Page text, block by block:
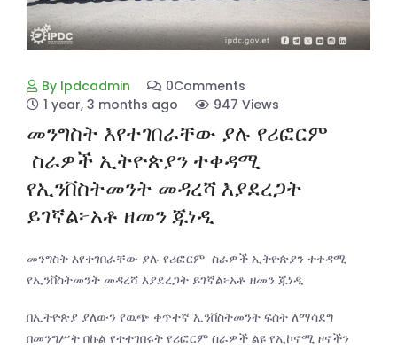
By Ipdcadmin
0Comments
1 year, 3 months ago
947 Views
መንግስት እየተገበራቸው ያሉ የሪፎርም
ስራዎች ኢትዮጵያን ተቀዳሚ
የኢንቨስትመንት መዳረሻ እያደረጋት
ይገኛል፦አቶ ዘመን ጁነዲ
መንግስት እየተገበራቸው ያሉ የሪፎርም ስራዎች ኢትዮጵያን ተቀዳሚ
የኢንቨስትመንት መዳረሻ እያደረጋት ይገኛል፦አቶ ዘመን ጁነዲ
በኢትዮጵያ ያለውን የዉጭ ቀጥተኛ ኢንቨስትመንት ፍሰት ለማሳደግ
በመንግሥት በኩል የተተገበሩት የሪፎርም ስራዎች ልዩ የኢኮኖሚ ዞኖችን